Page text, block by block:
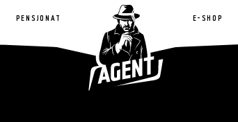
PENSJONAT E-SHOP